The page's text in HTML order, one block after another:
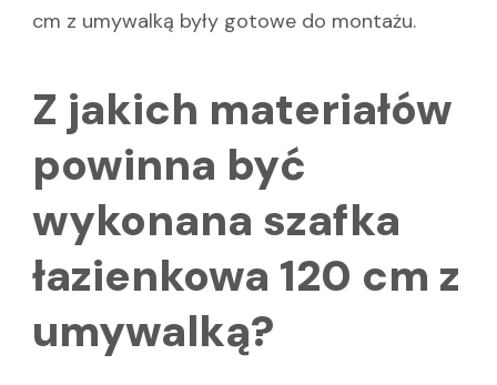
cm z umywalką były gotowe do montażu.
Z jakich materiałów
powinna być
wykonana szafka
łazienkowa 120 cm z
umywalką?